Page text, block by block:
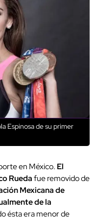
Espinosa de su primer
en México. El
Ruedafue removido de
Mexicana de
de la
ésta era menor de